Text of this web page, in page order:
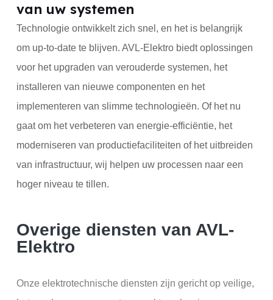
van uw systemen
Technologie ontwikkelt zich snel, en het is belangrijk
om up-to-date te blijven. AVL-Elektro biedt oplossingen
voor het upgraden van verouderde systemen, het
installeren van nieuwe componenten en het
implementeren van slimme technologieën. Of het nu
gaat om het verbeteren van energie-efficiëntie, het
moderniseren van productiefaciliteiten of het uitbreiden
van infrastructuur, wij helpen uw processen naar een
hoger niveau te tillen.
Overige diensten van AVL-
Elektro
Onze elektrotechnische diensten zijn gericht op veilige,